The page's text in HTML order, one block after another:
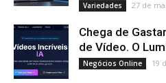
Variedades 27 de
Chega de
de Vídeo. O
Negócios Online 19